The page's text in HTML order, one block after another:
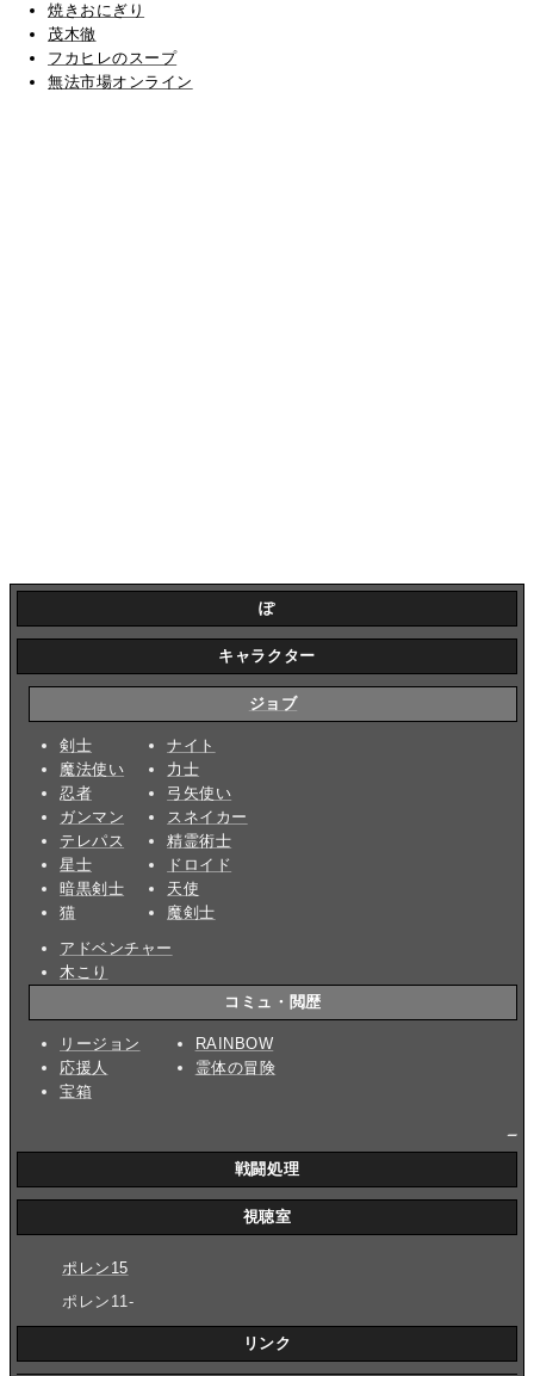
焼きおにぎり
茂木徹
フカヒレのスープ
無法市場オンライン
ぽ
キャラクター
ジョブ
剣士
魔法使い
忍者
ガンマン
テレパス
星士
暗黒剣士
猫
ナイト
力士
弓矢使い
スネイカー
精霊術士
ドロイド
天使
魔剣士
アドベンチャー
木こり
コミュ・閲歴
リージョン
応援人
宝箱
RAINBOW
霊体の冒険
戦闘処理
視聴室
ポレン15
ポレン11-
リンク